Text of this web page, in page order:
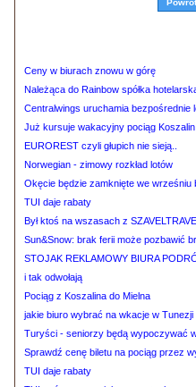
Ceny w biurach znowu w górę
Należąca do Rainbow spółka
Centralwings uruchamia bezpośrednie
Już kursuje wakacyjny pociąg
EUROREST czyli głupich nie sieją..
Norwegian - zimowy rozkład lotów
Okęcie będzie zamknięte we wrześniu
TUI daje rabaty
Był ktoś na wszasach z
Sun&Snow: brak ferii może pozbawić
STOJAK REKLAMOWY BIURA
i tak odwołają
Pociąg z Koszalina do Mielna
jakie biuro wybrać na wkacje w Tunezji
Turyści - seniorzy będą wypoczywać
Sprawdź cenę biletu na pociąg przez
TUI daje rabaty